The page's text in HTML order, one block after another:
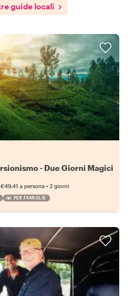
guide locali
- Due Giorni Magici
€49.41 a persona • 2 giorni
PER FAMIGLIE